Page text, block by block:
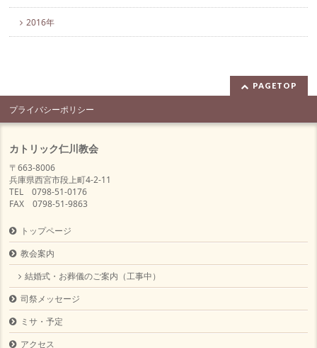
2016年
PAGETOP
プライバシーポリシー
カトリック仁川教会
〒663-8006
兵庫県西宮市段上町4-2-11
TEL 0798-51-0176
FAX 0798-51-9863
トップページ
教会案内
結婚式・お葬儀のご案内（工事中）
司祭メッセージ
ミサ・予定
アクセス